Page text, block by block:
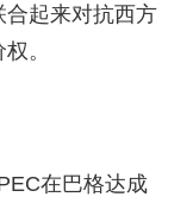
合起来对抗西方
。
在巴格达成